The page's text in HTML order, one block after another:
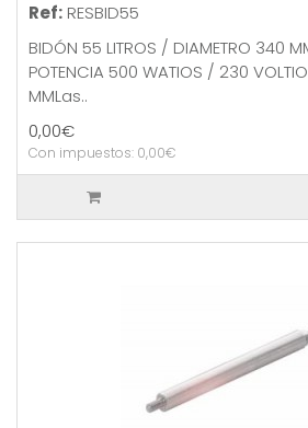
Ref: RESBID55
BIDÓN 55 LITROS / DIAMETRO 340
POTENCIA 500 WATIOS / 230
MMLas..
0,00€
Con impuestos: 0,00€